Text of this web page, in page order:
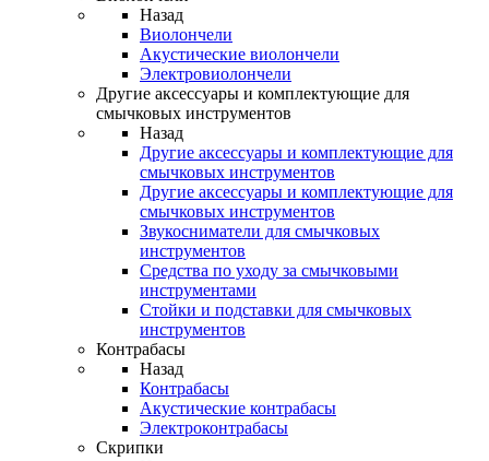
Назад
Виолончели
Акустические виолончели
Электровиолончели
Другие аксессуары и комплектующие для
смычковых инструментов
Назад
Другие аксессуары и комплектующие для
смычковых инструментов
Другие аксессуары и комплектующие для
смычковых инструментов
Звукосниматели для смычковых
инструментов
Средства по уходу за смычковыми
инструментами
Стойки и подставки для смычковых
инструментов
Контрабасы
Назад
Контрабасы
Акустические контрабасы
Электроконтрабасы
Скрипки